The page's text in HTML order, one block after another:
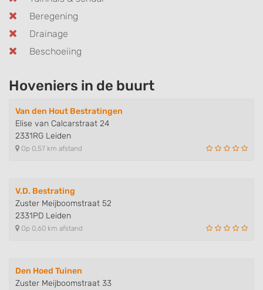
Beregening
Drainage
Beschoeiing
Hoveniers in de buurt
Van den Hout Bestratingen
Elise van Calcarstraat 24
2331RG Leiden
Op 0,57 km afstand
V.D. Bestrating
Zuster Meijboomstraat 52
2331PD Leiden
Op 0,60 km afstand
Den Hoed Tuinen
Zuster Meijboomstraat 33